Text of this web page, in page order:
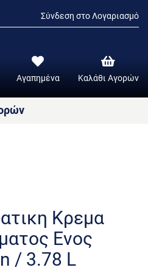
Σύνδεση στο Λογαριασμό
Αγαπημένα Καλάθι Αγορών
Κρεμα
Ενος
/ 3.78 L